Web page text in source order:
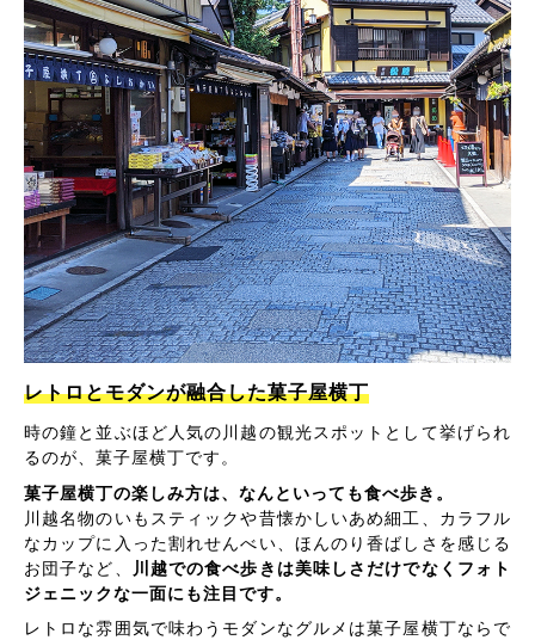
レトロとモダンが融合した菓子屋横丁
時の鐘と並ぶほど人気の川越の観光スポットとして挙げられ
るのが、菓子屋横丁です。
菓子屋横丁の楽しみ方は、なんといっても食べ歩き。
川越名物のいもスティックや昔懐かしいあめ細工、カラフル
なカップに入った割れせんべい、ほんのり香ばしさを感じる
お団子など、
川越での食べ歩きは美味しさだけでなくフォト
ジェニックな一面にも注目です。
レトロな雰囲気で味わうモダンなグルメは菓子屋横丁ならで